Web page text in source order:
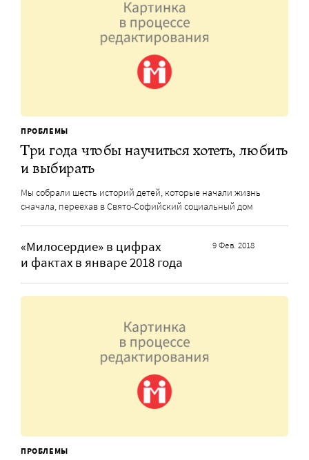
ПРОБЛЕМЫ
Три года чтобы научиться хотеть, любить
и выбирать
Мы собрали шесть историй детей, которые начали жизнь
сначала, переехав в Свято-Софийский социальный дом
«Милосердие» в цифрах
и фактах в январе 2018 года
9 Фев. 2018
ПРОБЛЕМЫ